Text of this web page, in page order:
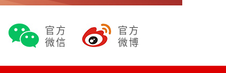
官方
微信
官方
微博